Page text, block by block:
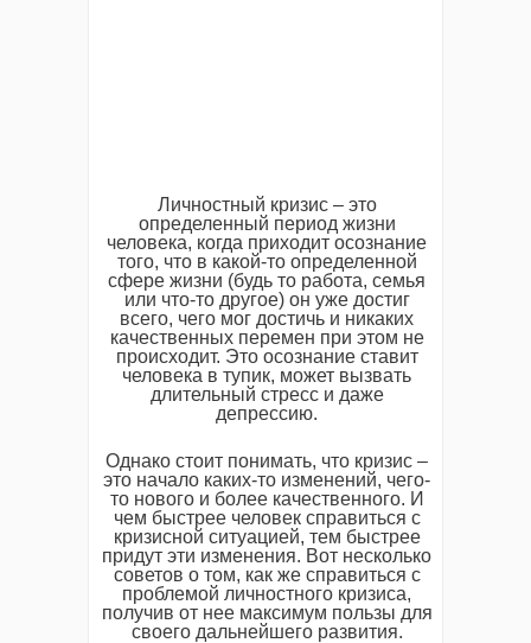
Личностный кризис – это
определенный период жизни
человека, когда приходит осознание
того, что в какой-то определенной
сфере жизни (будь то работа, семья
или что-то другое) он уже достиг
всего, чего мог достичь и никаких
качественных перемен при этом не
происходит. Это осознание ставит
человека в тупик, может вызвать
длительный стресс и даже
депрессию.
Однако стоит понимать, что кризис –
это начало каких-то изменений, чего-
то нового и более качественного. И
чем быстрее человек справиться с
кризисной ситуацией, тем быстрее
придут эти изменения. Вот несколько
советов о том, как же справиться с
проблемой личностного кризиса,
получив от нее максимум пользы для
своего дальнейшего развития.